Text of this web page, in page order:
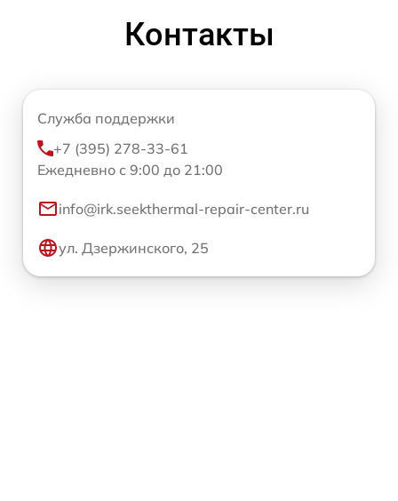
Контакты
Служба поддержки
+7 (395) 278-33-61
Ежедневно с 9:00 до 21:00
info@irk.seekthermal-repair-center.ru
ул. Дзержинского, 25